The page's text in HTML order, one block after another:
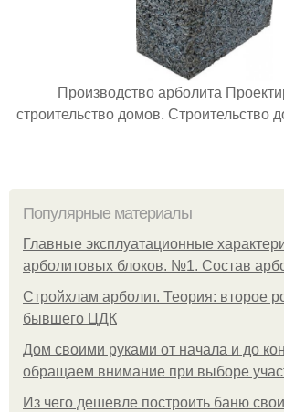
Производство арболита
строительство домов. Строительство
Популярные материалы
Главные эксплуатационные
арболитовых блоков. №1. Состав
Стройхлам арболит. Теория: второе
бывшего ЦДК
Дом своими руками от начала и до
обращаем внимание при выборе
Из чего дешевле построить баню